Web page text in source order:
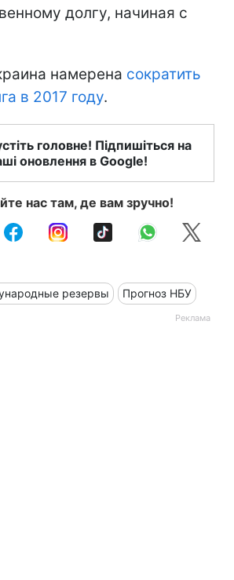
долгу, начиная с
намерена сократить
в 2017 году.
головне! Підпишіться на
оновлення в Google!
нас там, де вам зручно!
резервы Прогноз НБУ